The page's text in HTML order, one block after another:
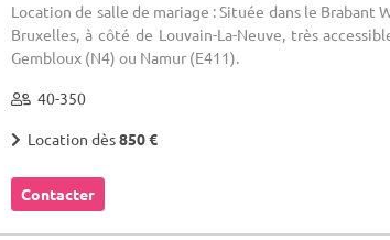
Location de salle de mariage : Située dans le Brabant
Bruxelles, à côté de Louvain-La-Neuve, très
Gembloux (N4) ou Namur (E411).
40-350
Location dès850 €
Contacter